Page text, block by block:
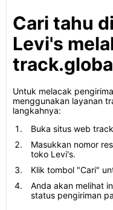
Cari tahu
Levi's
Untuk melacak
menggunakan layanan
langkahnya:
Buka situs web
Masukkan nomor
toko Levi's.
Klik tombol "Cari"
Anda akan melihat
status pengiriman